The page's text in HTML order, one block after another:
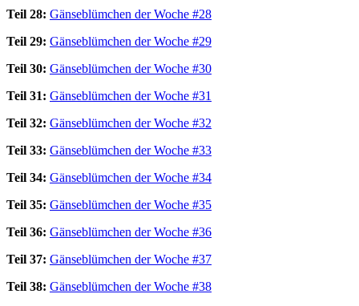
Teil 28: Gänseblümchen der Woche #28
Teil 29: Gänseblümchen der Woche #29
Teil 30: Gänseblümchen der Woche #30
Teil 31: Gänseblümchen der Woche #31
Teil 32: Gänseblümchen der Woche #32
Teil 33: Gänseblümchen der Woche #33
Teil 34: Gänseblümchen der Woche #34
Teil 35: Gänseblümchen der Woche #35
Teil 36: Gänseblümchen der Woche #36
Teil 37: Gänseblümchen der Woche #37
Teil 38: Gänseblümchen der Woche #38